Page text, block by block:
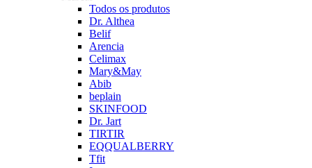
Todos os produtos
Dr. Althea
Belif
Arencia
Celimax
Mary&May
Abib
beplain
SKINFOOD
Dr. Jart
TIRTIR
EQQUALBERRY
Tfit